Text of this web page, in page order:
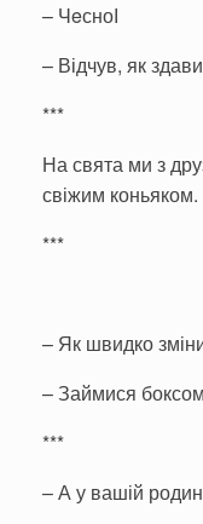
– ЧeсноІ
– Відчув, як
***
На свята ми з
свіжим коньяком.
***
– Як швидко
– Займися
***
– А у вашій